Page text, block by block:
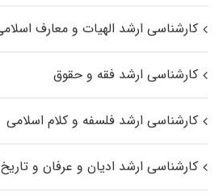
کارشناسی ارشد الهیات و معارف
کارشناسی ارشد فقه و حقوق
کارشناسی ارشد فلسفه و کلام اسلامی
کارشناسی ارشد ادیان و عرفان و